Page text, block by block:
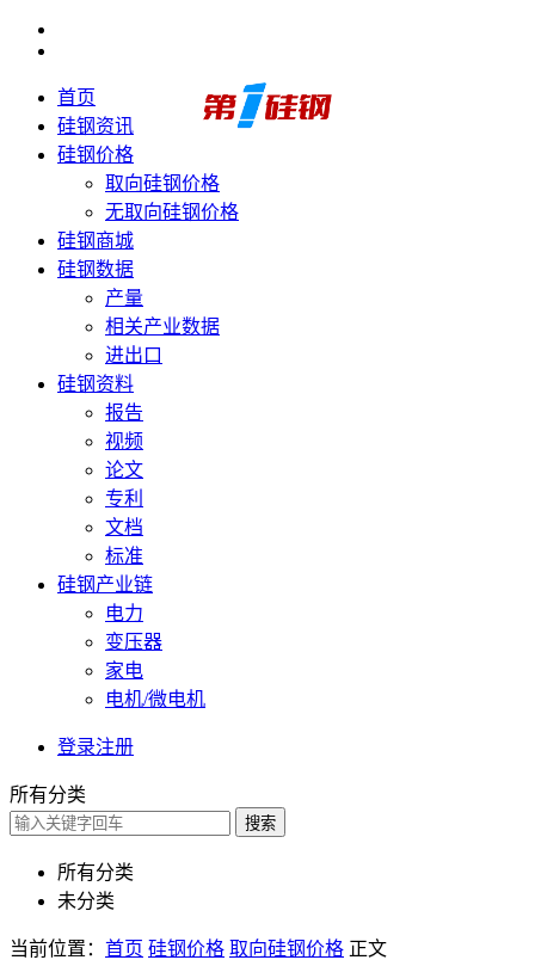
首页
硅钢资讯
硅钢价格
取向硅钢价格
无取向硅钢价格
硅钢商城
硅钢数据
产量
相关产业数据
进出口
硅钢资料
报告
视频
论文
专利
文档
标准
硅钢产业链
电力
变压器
家电
电机/微电机
登录注册
所有分类
搜索
所有分类
未分类
当前位置： 首页 硅钢价格 取向硅钢价格 正文